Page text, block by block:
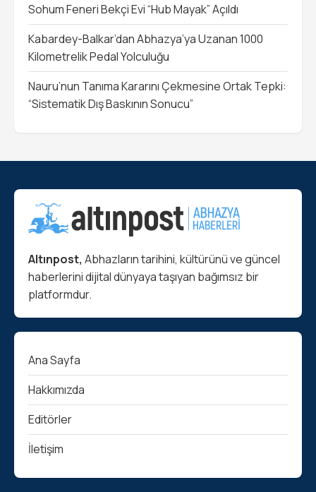
Sohum Feneri Bekçi Evi “Hub Mayak” Açıldı
Kabardey-Balkar’dan Abhazya’ya Uzanan 1000
Kilometrelik Pedal Yolculuğu
Nauru’nun Tanıma Kararını Çekmesine Ortak Tepki:
“Sistematik Dış Baskının Sonucu”
Altınpost, Abhazların tarihini, kültürünü ve güncel
haberlerini dijital dünyaya taşıyan bağımsız bir
platformdur.
Ana Sayfa
Hakkımızda
Editörler
İletişim